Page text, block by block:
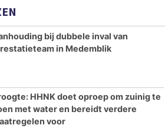
bij dubbele inval van
in Medemblik
HHNK doet oproep om zuinig te
met water en bereidt verdere
voor